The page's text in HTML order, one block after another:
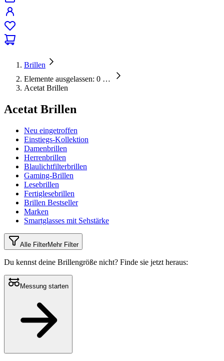
Brillen
Elemente ausgelassen: 0 …
Acetat Brillen
Acetat Brillen
Neu eingetroffen
Einstiegs-Kollektion
Damenbrillen
Herrenbrillen
Blaulichtfilterbrillen
Gaming-Brillen
Lesebrillen
Fertiglesebrillen
Brillen Bestseller
Marken
Smartglasses mit Sehstärke
Alle FilterMehr Filter
Du kennst deine Brillengröße nicht? Finde sie jetzt heraus:
Messung starten